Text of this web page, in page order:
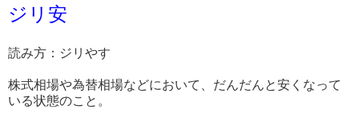
ジリ安
読み方：ジリやす
株式相場や為替相場などにおいて、だんだんと安くなって
いる状態のこと。